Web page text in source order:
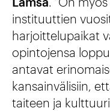
instituuttien
harjoittelupaikat
opintojensa
antavat
kansainvälisiin,
taiteen ja